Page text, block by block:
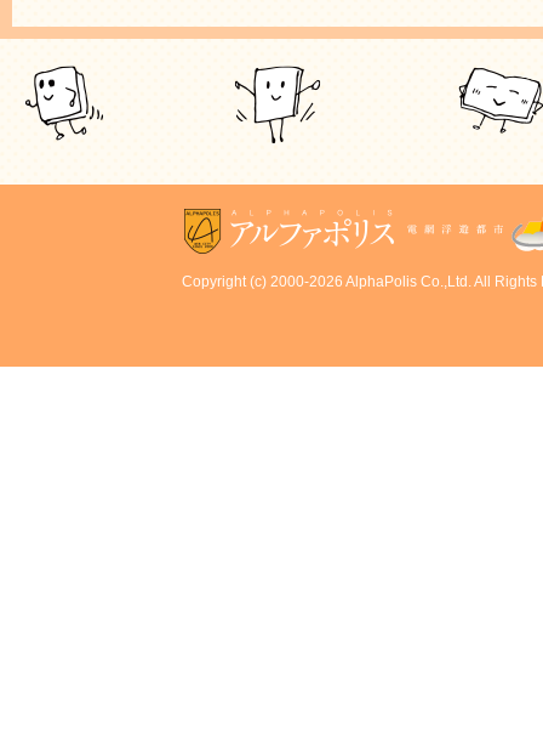
Copyright (c) 2000-2026 AlphaPolis Co.,Ltd. All Rights